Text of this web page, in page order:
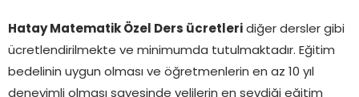
Hatay Matematik Özel Ders ücretleri diğer dersler gibi
ücretlendirilmekte ve minimumda tutulmaktadır. Eğitim
bedelinin uygun olması ve öğretmenlerin en az 10 yıl
deneyimli olması sayesinde velilerin en sevdiği eğitim